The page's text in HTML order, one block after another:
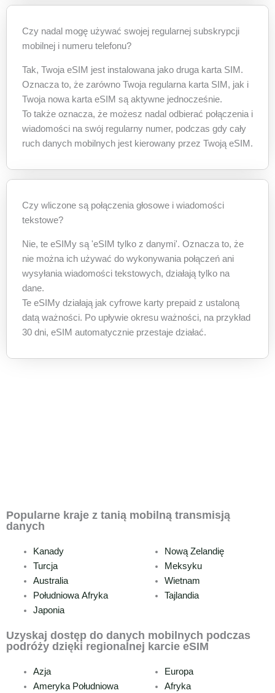
Czy nadal mogę używać swojej regularnej subskrypcji
mobilnej i numeru telefonu?
Tak, Twoja eSIM jest instalowana jako druga karta SIM.
Oznacza to, że zarówno Twoja regularna karta SIM, jak i
Twoja nowa karta eSIM są aktywne jednocześnie.
To także oznacza, że możesz nadal odbierać połączenia i
wiadomości na swój regularny numer, podczas gdy cały
ruch danych mobilnych jest kierowany przez Twoją eSIM.
Czy wliczone są połączenia głosowe i wiadomości
tekstowe?
Nie, te eSIMy są 'eSIM tylko z danymi'. Oznacza to, że
nie można ich używać do wykonywania połączeń ani
wysyłania wiadomości tekstowych, działają tylko na
dane.
Te eSIMy działają jak cyfrowe karty prepaid z ustaloną
datą ważności. Po upływie okresu ważności, na przykład
30 dni, eSIM automatycznie przestaje działać.
Popularne kraje z tanią mobilną transmisją
danych
Kanady
Turcja
Australia
Południowa Afryka
Japonia
Nową Zelandię
Meksyku
Wietnam
Tajlandia
Uzyskaj dostęp do danych mobilnych podczas
podróży dzięki regionalnej karcie eSIM
Azja
Ameryka Południowa
Europa
Afryka